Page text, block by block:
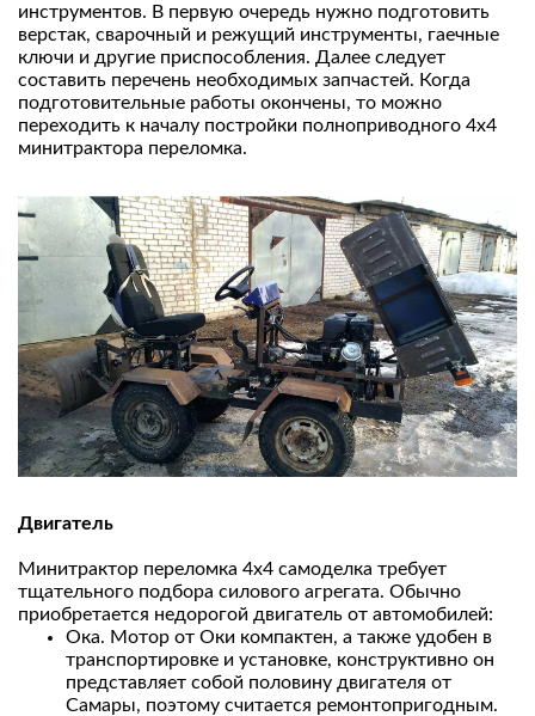
инструментов. В первую очередь нужно подготовить
верстак, сварочный и режущий инструменты, гаечные
ключи и другие приспособления. Далее следует
составить перечень необходимых запчастей. Когда
подготовительные работы окончены, то можно
переходить к началу постройки полноприводного 4х4
минитрактора переломка.
Двигатель
Минитрактор переломка 4х4 самоделка требует
тщательного подбора силового агрегата. Обычно
приобретается недорогой двигатель от автомобилей:
Ока. Мотор от Оки компактен, а также удобен в
транспортировке и установке, конструктивно он
представляет собой половину двигателя от
Самары, поэтому считается ремонтопригодным.